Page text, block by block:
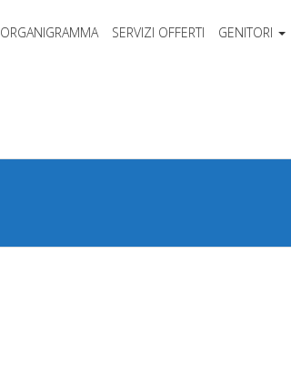
ORGANIGRAMMA SERVIZI OFFERTI GENITORI